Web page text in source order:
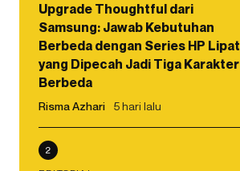
Upgrade Thoughtful dari
Samsung: Jawab Kebutuhan
Berbeda dengan Series HP Lipat
yang Dipecah Jadi Tiga Karakter
Berbeda
Risma Azhari 5 hari lalu
2